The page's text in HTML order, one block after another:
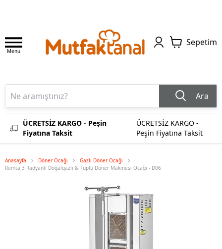
Menu
Sepetim
Ara
ÜCRETSİZ KARGO - Peşin
Fiyatına Taksit
ÜCRETSİZ KARGO -
Peşin Fiyatına Taksit
Anasayfa Döner Ocağı
Gazlı Döner Ocağı
Remta 3 Radyanlı Doğalgazlı & Tüplü Döner Makinesi Ocağı - D06